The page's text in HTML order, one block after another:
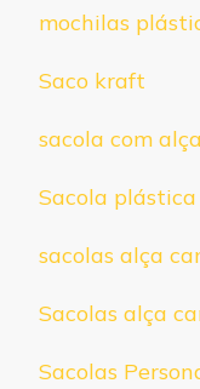
mochilas
Saco kraft
sacola com
Sacola
sacolas alça
Sacolas alça
Sacolas